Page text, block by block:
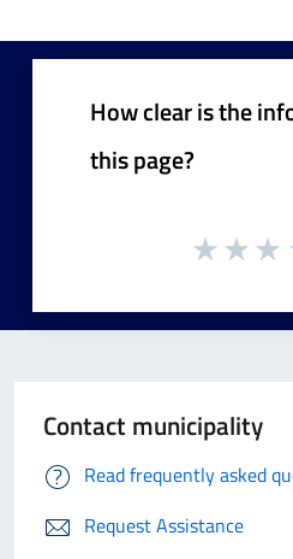
How clear is the
this page?
Contact municipality
Read frequently asked
Request Assistance